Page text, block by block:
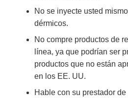
No se inyecte usted
dérmicos.
No compre productos de
línea, ya que podrían ser
productos que no están
en los EE. UU.
Hable con su prestador